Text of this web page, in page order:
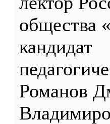
общества
кандидат
Романов